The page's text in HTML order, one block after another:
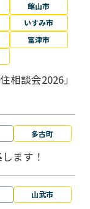
館山市
いすみ市
富津市
相談会2026」
多古町
ます！
山武市